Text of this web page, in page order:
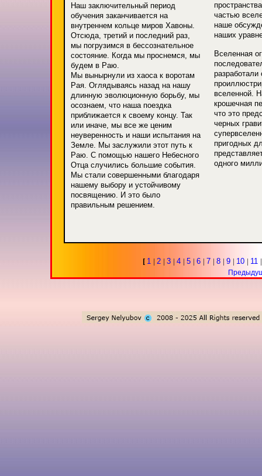
Наш заключительный период
обучения заканчивается на
внутреннем кольце миров Хавоны.
Отсюда, третий и последний раз,
мы погрузимся в бессознательное
состояние. Когда мы проснемся, мы
будем в Раю.
Мы вынырнули из хаоса к воротам
Рая. Оглядываясь назад на нашу
длинную эволюционную борьбу, мы
осознаем, что наша поездка
приближается к своему концу. Так
или иначе, мы все же ценим
неуверенность и наши испытания на
Земле. Мы заслужили этот путь к
Раю. С помощью нашего Небесного
Отца случились большие события.
Мы стали совершенными благодаря
нашему выбору и устойчивому
посвящению. И это было
правильным решением.
частью
наше
наших
Вселенная
вселенной.
крошечная
что это
черных
пригодных
одного
[ 1 | 2 | 3 | 4 | 5 | 6 | 7 | 8 | 9 | 10 | 11